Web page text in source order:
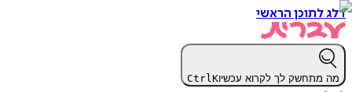
דלג לתוכן הראשי
מה מתחשק לך לקרוא עכשיו CtrlK